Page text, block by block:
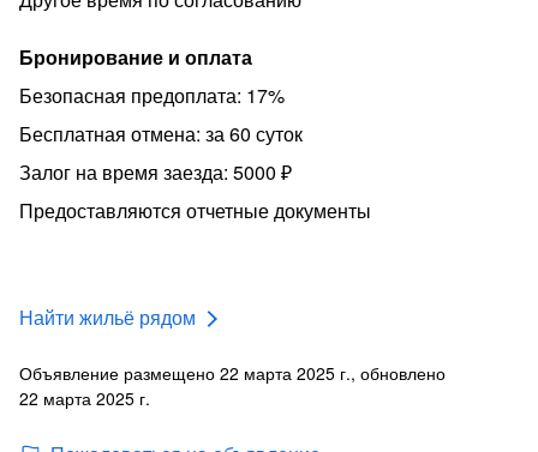
Бронирование и оплата
Безопасная предоплата: 17%
Бесплатная отмена: за 60 суток
Залог на время заезда: 5000 ₽
Предоставляются отчетные документы
Найти жильё рядом
Объявление размещено 22 марта 2025 г., обновлено
22 марта 2025 г.